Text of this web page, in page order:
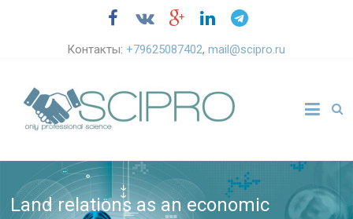
Контакты:+79625087402,mail@scipro.ru
Land relations as an economic